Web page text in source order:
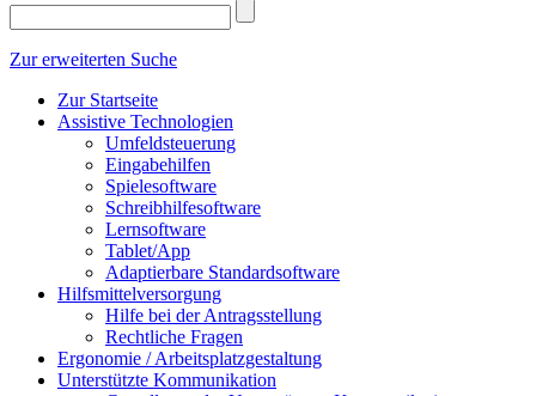
Zur erweiterten Suche
Zur Startseite
Assistive Technologien
Umfeldsteuerung
Eingabehilfen
Spielesoftware
Schreibhilfesoftware
Lernsoftware
Tablet/App
Adaptierbare Standardsoftware
Hilfsmittelversorgung
Hilfe bei der Antragsstellung
Rechtliche Fragen
Ergonomie / Arbeitsplatzgestaltung
Unterstützte Kommunikation